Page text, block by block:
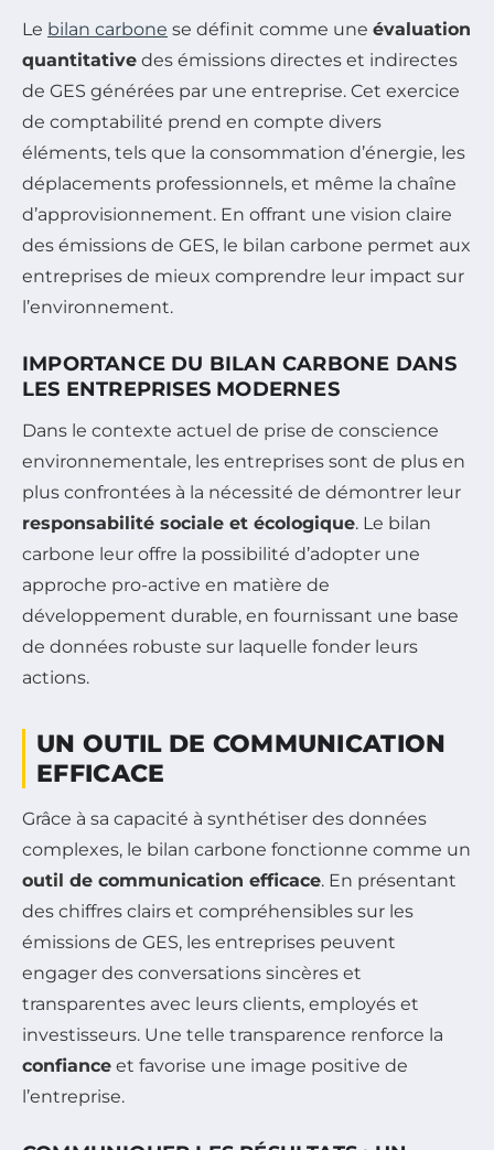
Le bilan carbone se définit comme une évaluation
quantitative des émissions directes et indirectes
de GES générées par une entreprise. Cet exercice
de comptabilité prend en compte divers
éléments, tels que la consommation d’énergie, les
déplacements professionnels, et même la chaîne
d’approvisionnement. En offrant une vision claire
des émissions de GES, le bilan carbone permet aux
entreprises de mieux comprendre leur impact sur
l’environnement.
IMPORTANCE DU BILAN CARBONE DANS
LES ENTREPRISES MODERNES
Dans le contexte actuel de prise de conscience
environnementale, les entreprises sont de plus en
plus confrontées à la nécessité de démontrer leur
responsabilité sociale et écologique. Le bilan
carbone leur offre la possibilité d’adopter une
approche pro-active en matière de
développement durable, en fournissant une base
de données robuste sur laquelle fonder leurs
actions.
UN OUTIL DE COMMUNICATION
EFFICACE
Grâce à sa capacité à synthétiser des données
complexes, le bilan carbone fonctionne comme un
outil de communication efficace. En présentant
des chiffres clairs et compréhensibles sur les
émissions de GES, les entreprises peuvent
engager des conversations sincères et
transparentes avec leurs clients, employés et
investisseurs. Une telle transparence renforce la
confiance et favorise une image positive de
l’entreprise.